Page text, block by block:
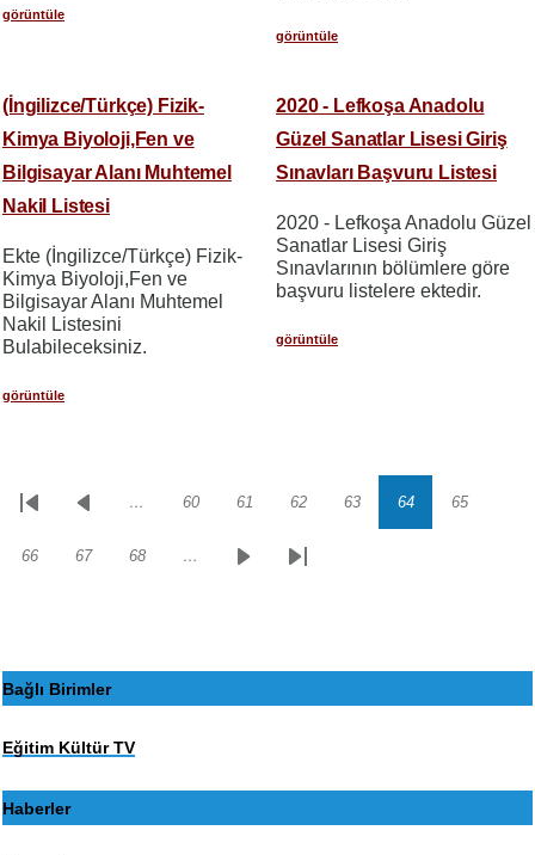
görüntüle
görüntüle
(İngilizce/Türkçe) Fizik-
Kimya Biyoloji,Fen ve
Bilgisayar Alanı Muhtemel
Nakil Listesi
Ekte (İngilizce/Türkçe) Fizik-
Kimya Biyoloji,Fen ve
Bilgisayar Alanı Muhtemel
Nakil Listesini
Bulabileceksiniz.
görüntüle
2020 - Lefkoşa Anadolu
Güzel Sanatlar Lisesi Giriş
Sınavları Başvuru Listesi
2020 - Lefkoşa Anadolu Güzel
Sanatlar Lisesi Giriş
Sınavlarının bölümlere göre
başvuru listelere ektedir.
görüntüle
Sayfalama
İlk
Önceki… Sayfa
60 Sayfa
61 Sayfa
62 Sayfa
63 Sayfa
64 Sayfa
65
Sayfa
66 Sayfa
67 Sayfa
68 …
SonrakiSon
Bağlı Birimler
Eğitim Kültür TV
Haberler